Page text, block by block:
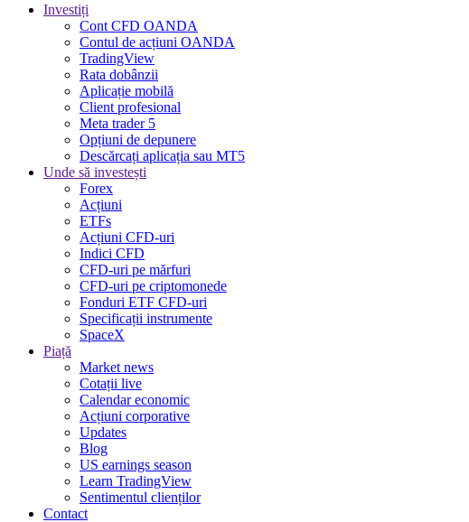
Investiți
Cont CFD OANDA
Contul de acțiuni OANDA
TradingView
Rata dobânzii
Aplicație mobilă
Client profesional
Meta trader 5
Opțiuni de depunere
Descărcați aplicația sau MT5
Unde să investești
Forex
Acțiuni
ETFs
Acțiuni CFD-uri
Indici CFD
CFD-uri pe mărfuri
CFD-uri pe criptomonede
Fonduri ETF CFD-uri
Specificații instrumente
SpaceX
Piață
Market news
Cotații live
Calendar economic
Acțiuni corporative
Updates
Blog
US earnings season
Learn TradingView
Sentimentul clienților
Contact